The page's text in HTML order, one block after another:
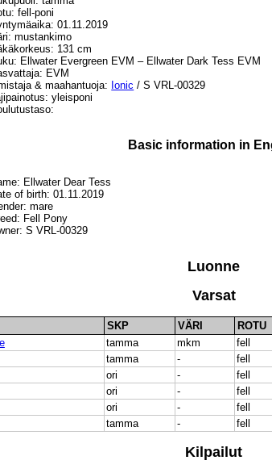
fell-poni
01.11.2019
mustankimo
131 cm
Ellwater Evergreen EVM – Ellwater Dark Tess EVM
EVM
& maahantuoja:
Ionic / S VRL-00329
yleisponi
Basic information in
Ellwater Dear Tess
of birth: 01.11.2019
mare
Fell Pony
S VRL-00329
Luonne
Varsat
SKP VÄRI ROTU
tamma mkm fell
tamma - fell
ori - fell
ori - fell
ori - fell
tamma - fell
Kilpailut